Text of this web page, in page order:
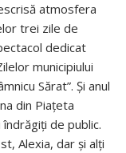
atmosfera
trei zile de
dedicat
municipiului
Sărat”. Și anul
din Piațeta
de public.
Alexia, dar și alți